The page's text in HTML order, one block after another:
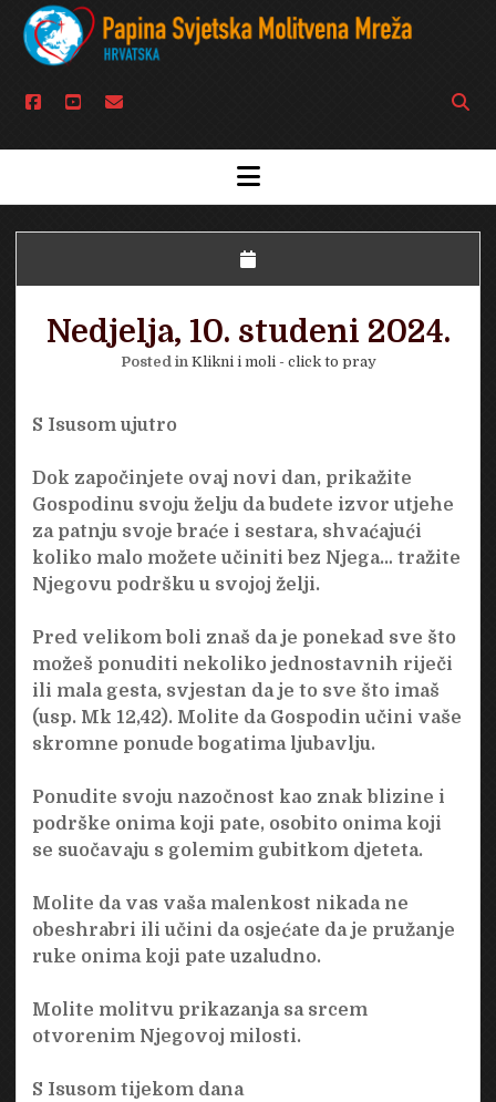
facebook
youtubeemail
Open
bar
open
menu
Nedjelja, 10. studeni 2024.
Posted in Klikni i moli - click to pray
S Isusom ujutro
Dok započinjete ovaj novi dan, prikažite
Gospodinu svoju želju da budete izvor utjehe
za patnju svoje braće i sestara, shvaćajući
koliko malo možete učiniti bez Njega… tražite
Njegovu podršku u svojoj želji.
Pred velikom boli znaš da je ponekad sve što
možeš ponuditi nekoliko jednostavnih riječi
ili mala gesta, svjestan da je to sve što imaš
(usp. Mk 12,42). Molite da Gospodin učini vaše
skromne ponude bogatima ljubavlju.
Ponudite svoju nazočnost kao znak blizine i
podrške onima koji pate, osobito onima koji
se suočavaju s golemim gubitkom djeteta.
Molite da vas vaša malenkost nikada ne
obeshrabri ili učini da osjećate da je pružanje
ruke onima koji pate uzaludno.
Molite molitvu prikazanja sa srcem
otvorenim Njegovoj milosti.
S Isusom tijekom dana